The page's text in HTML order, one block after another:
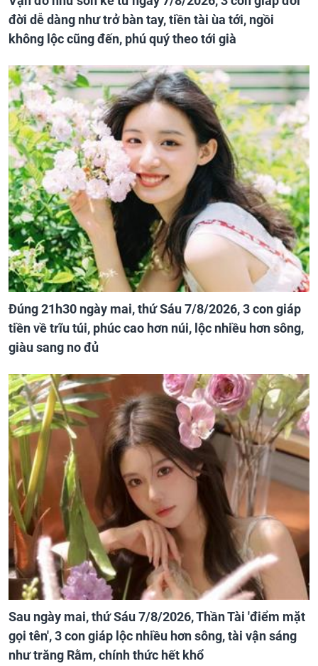
đời dễ dàng như trở bàn tay, tiền tài ùa tới, ngồi
không lộc cũng đến, phú quý theo tới già
Đúng 21h30 ngày mai, thứ Sáu 7/8/2026, 3 con giáp
tiền về trĩu túi, phúc cao hơn núi, lộc nhiều hơn sông,
giàu sang no đủ
Sau ngày mai, thứ Sáu 7/8/2026, Thần Tài 'điểm mặt
gọi tên', 3 con giáp lộc nhiều hơn sông, tài vận sáng
như trăng Rằm, chính thức hết khổ